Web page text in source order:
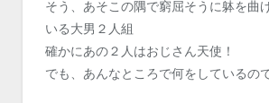
そう、あそこの隅で窮屈そうに躰を曲
いる大男２人組
確かにあの２人はおじさん天使！
でも、あんなところで何をしているの